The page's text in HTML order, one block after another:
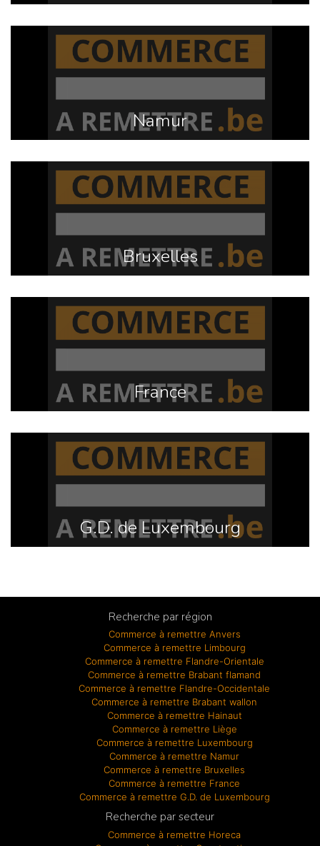
Namur
Bruxelles
France
G.D. de Luxembourg
Recherche par région
Commerce à remettre Anvers
Commerce à remettre Limbourg
Commerce à remettre Flandre-Orientale
Commerce à remettre Brabant flamand
Commerce à remettre Flandre-Occidentale
Commerce à remettre Brabant wallon
Commerce à remettre Hainaut
Commerce à remettre Liège
Commerce à remettre Luxembourg
Commerce à remettre Namur
Commerce à remettre Bruxelles
Commerce à remettre France
Commerce à remettre G.D. de Luxembourg
Recherche par secteur
Commerce à remettre Horeca